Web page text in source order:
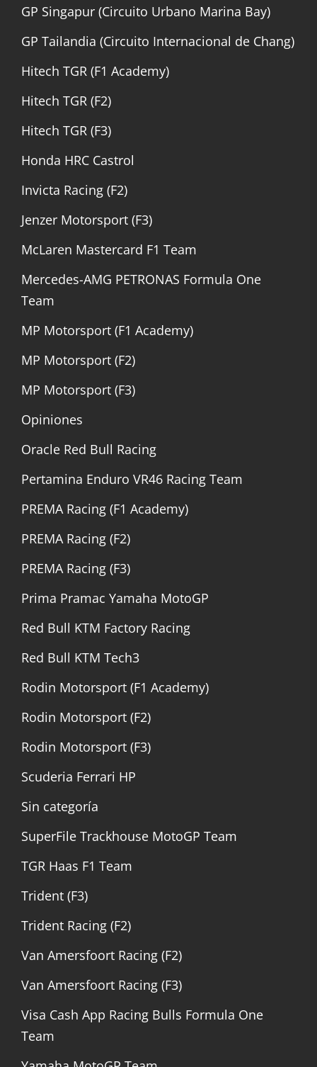
GP Singapur (Circuito Urbano Marina Bay)
GP Tailandia (Circuito Internacional de Chang)
Hitech TGR (F1 Academy)
Hitech TGR (F2)
Hitech TGR (F3)
Honda HRC Castrol
Invicta Racing (F2)
Jenzer Motorsport (F3)
McLaren Mastercard F1 Team
Mercedes-AMG PETRONAS Formula One
Team
MP Motorsport (F1 Academy)
MP Motorsport (F2)
MP Motorsport (F3)
Opiniones
Oracle Red Bull Racing
Pertamina Enduro VR46 Racing Team
PREMA Racing (F1 Academy)
PREMA Racing (F2)
PREMA Racing (F3)
Prima Pramac Yamaha MotoGP
Red Bull KTM Factory Racing
Red Bull KTM Tech3
Rodin Motorsport (F1 Academy)
Rodin Motorsport (F2)
Rodin Motorsport (F3)
Scuderia Ferrari HP
Sin categoría
SuperFile Trackhouse MotoGP Team
TGR Haas F1 Team
Trident (F3)
Trident Racing (F2)
Van Amersfoort Racing (F2)
Van Amersfoort Racing (F3)
Visa Cash App Racing Bulls Formula One
Team